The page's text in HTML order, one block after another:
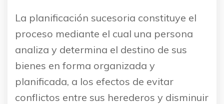
La planificación sucesoria constituye el
proceso mediante el cual una persona
analiza y determina el destino de sus
bienes en forma organizada y
planificada, a los efectos de evitar
conflictos entre sus herederos y disminuir